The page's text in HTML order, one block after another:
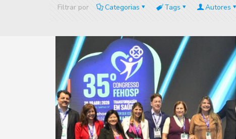
Filtrar por Categorias Tags Autores